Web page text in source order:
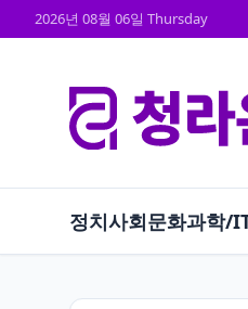
2026년 08월 06일 Thursday
정치사회문화과학/